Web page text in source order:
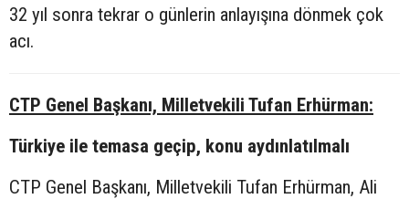
32 yıl sonra tekrar o günlerin anlayışına dönmek çok
acı.
CTP Genel Başkanı, Milletvekili Tufan Erhürman:
Türkiye ile temasa geçip, konu aydınlatılmalı
CTP Genel Başkanı, Milletvekili Tufan Erhürman, Ali